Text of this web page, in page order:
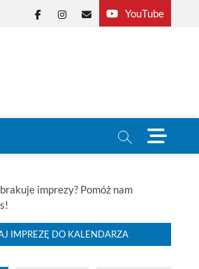
YouTube
Facebook
Instagram
E-
M
e
n
o
imprezy? Pomóż nam
IMPREZĘ DO KALENDARZA